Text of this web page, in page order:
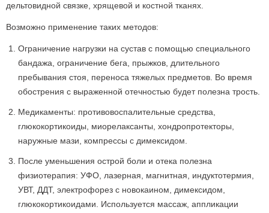
дельтовидной связке, хрящевой и костной тканях.
Возможно применение таких методов:
Ограничение нагрузки на сустав с помощью специального
бандажа, ограничение бега, прыжков, длительного
пребывания стоя, переноса тяжелых предметов. Во время
обострения с выраженной отечностью будет полезна трость.
Медикаменты: противовоспалительные средства,
глюкокортикоиды, миорелаксанты, хондропротекторы,
наружные мази, компрессы с димексидом.
После уменьшения острой боли и отека полезна
физиотерапия: УФО, лазерная, магнитная, индуктотермия,
УВТ, ДДТ, электрофорез с новокаином, димексидом,
глюкокортикоидами. Используется массаж, аппликации